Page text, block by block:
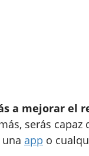
a mejorar el
serás
app o